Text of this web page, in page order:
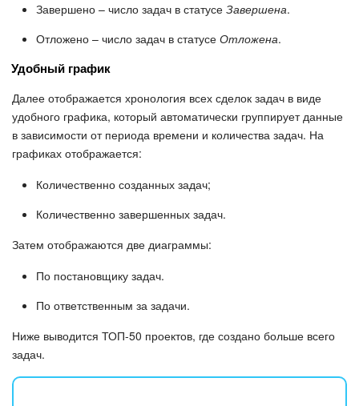
Завершено – число задач в статусе Завершена.
Отложено – число задач в статусе Отложена.
Удобный график
Далее отображается хронология всех сделок задач в виде
удобного графика, который автоматически группирует данные
в зависимости от периода времени и количества задач. На
графиках отображается:
Количественно созданных задач;
Количественно завершенных задач.
Затем отображаются две диаграммы:
По постановщику задач.
По ответственным за задачи.
Ниже выводится ТОП-50 проектов, где создано больше всего
задач.